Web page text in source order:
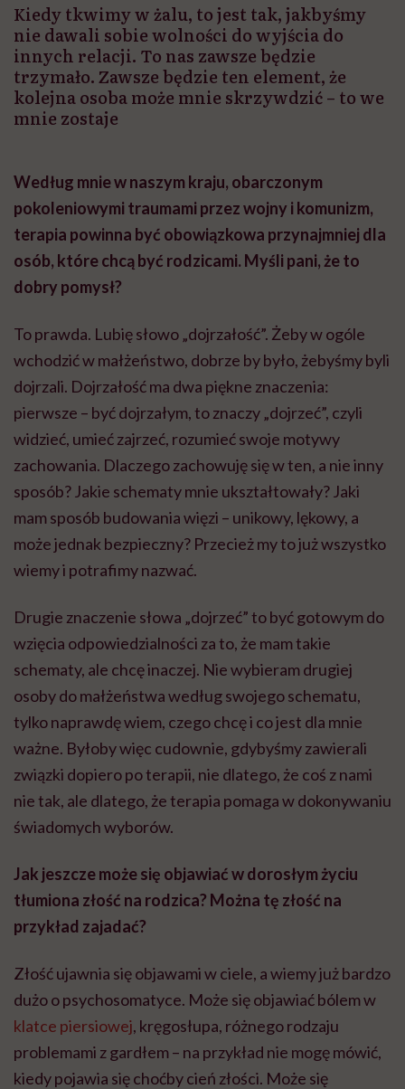
Kiedy tkwimy w żalu, to jest tak, jakbyśmy
nie dawali sobie wolności do wyjścia do
innych relacji. To nas zawsze będzie
trzymało. Zawsze będzie ten element, że
kolejna osoba może mnie skrzywdzić – to we
mnie zostaje
Według mnie w naszym kraju, obarczonym
pokoleniowymi traumami przez wojny i komunizm,
terapia powinna być obowiązkowa przynajmniej dla
osób, które chcą być rodzicami. Myśli pani, że to
dobry pomysł?
To prawda. Lubię słowo „dojrzałość”. Żeby w ogóle
wchodzić w małżeństwo, dobrze by było, żebyśmy byli
dojrzali. Dojrzałość ma dwa piękne znaczenia:
pierwsze – być dojrzałym, to znaczy „dojrzeć”, czyli
widzieć, umieć zajrzeć, rozumieć swoje motywy
zachowania. Dlaczego zachowuję się w ten, a nie inny
sposób? Jakie schematy mnie ukształtowały? Jaki
mam sposób budowania więzi – unikowy, lękowy, a
może jednak bezpieczny? Przecież my to już wszystko
wiemy i potrafimy nazwać.
Drugie znaczenie słowa „dojrzeć” to być gotowym do
wzięcia odpowiedzialności za to, że mam takie
schematy, ale chcę inaczej. Nie wybieram drugiej
osoby do małżeństwa według swojego schematu,
tylko naprawdę wiem, czego chcę i co jest dla mnie
ważne. Byłoby więc cudownie, gdybyśmy zawierali
związki dopiero po terapii, nie dlatego, że coś z nami
nie tak, ale dlatego, że terapia pomaga w dokonywaniu
świadomych wyborów.
Jak jeszcze może się objawiać w dorosłym życiu
tłumiona złość na rodzica? Można tę złość na
przykład zajadać?
Złość ujawnia się objawami w ciele, a wiemy już bardzo
dużo o psychosomatyce. Może się objawiać bólem w
klatce piersiowej, kręgosłupa, różnego rodzaju
problemami z gardłem – na przykład nie mogę mówić,
kiedy pojawia się choćby cień złości. Może się